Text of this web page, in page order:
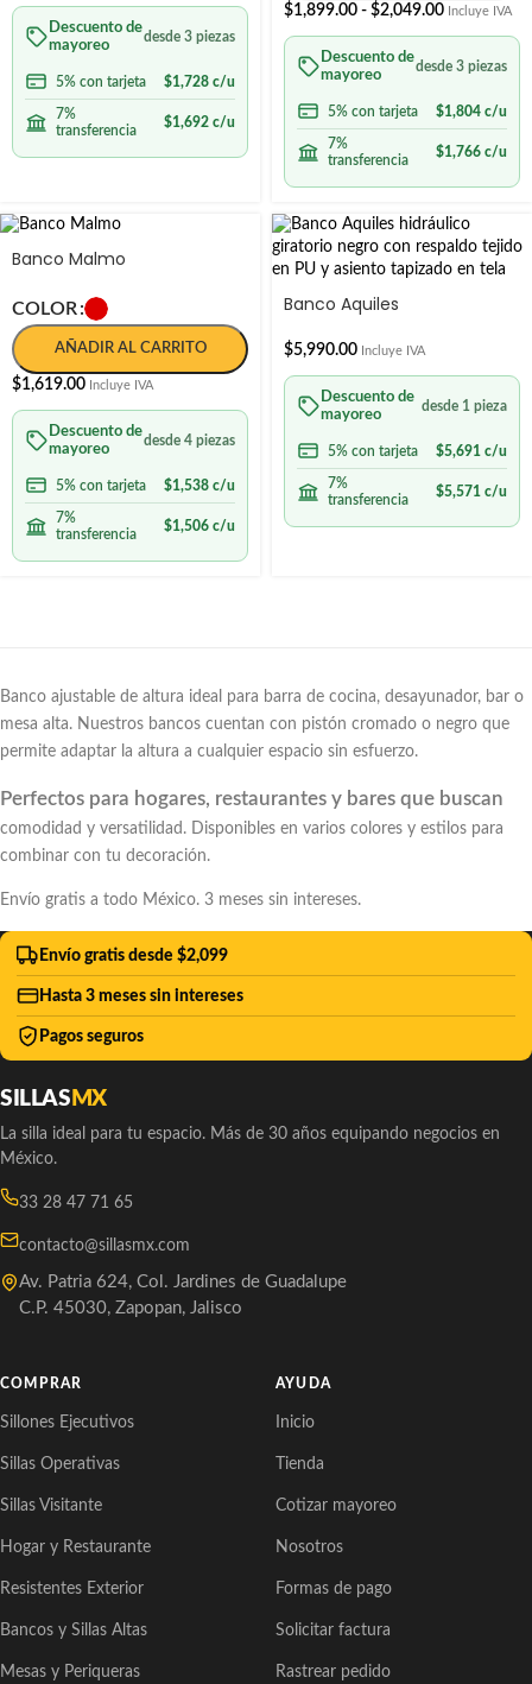
Descuento de
mayoreo
desde 3 piezas
5% con tarjeta $1,728 c/u
7%
transferencia
$1,692 c/u
$1,899.00 - $2,049.00 Incluye IVA
Descuento de
mayoreo
desde 3 piezas
5% con tarjeta $1,804 c/u
7%
transferencia
$1,766 c/u
Banco Malmo
COLOR
AÑADIR AL CARRITO
$1,619.00 Incluye IVA
Descuento de
mayoreo
desde 4 piezas
5% con tarjeta $1,538 c/u
7%
transferencia
$1,506 c/u
Banco Aquiles
$5,990.00 Incluye IVA
Descuento de
mayoreo
desde 1 pieza
5% con tarjeta $5,691 c/u
7%
transferencia
$5,571 c/u
Banco ajustable de altura ideal para barra de cocina, desayunador, bar o
mesa alta. Nuestros bancos cuentan con pistón cromado o negro que
permite adaptar la altura a cualquier espacio sin esfuerzo.
Perfectos para hogares, restaurantes y bares que buscan
comodidad y versatilidad. Disponibles en varios colores y estilos para
combinar con tu decoración.
Envío gratis a todo México. 3 meses sin intereses.
Envío gratis desde $2,099
Hasta 3 meses sin intereses
Pagos seguros
SILLAS MX
La silla ideal para tu espacio. Más de 30 años equipando negocios en
México.
33 28 47 71 65
contacto@sillasmx.com
Av. Patria 624, Col. Jardines de Guadalupe
C.P. 45030, Zapopan, Jalisco
COMPRAR
Sillones Ejecutivos
Sillas Operativas
Sillas Visitante
Hogar y Restaurante
Resistentes Exterior
Bancos y Sillas Altas
Mesas y Periqueras
AYUDA
Inicio
Tienda
Cotizar mayoreo
Nosotros
Formas de pago
Solicitar factura
Rastrear pedido